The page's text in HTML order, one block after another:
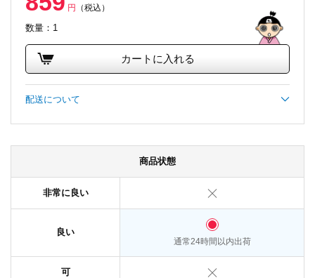
円 （税込）
数量：1
カートに入れる
配送について
商品状態
非常に良い
良い
通常24時間以内出荷
可